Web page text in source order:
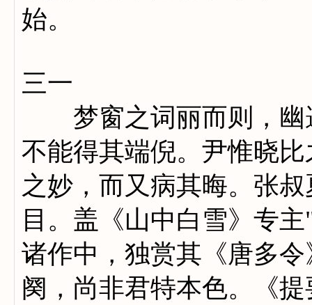
始。
三一
梦窗之词丽而则，幽
不能得其端倪。尹惟晓
之妙，而又病其晦。张
目。盖《山中白雪》专
诸作中，独赏其《唐多
阕，尚非君特本色。《